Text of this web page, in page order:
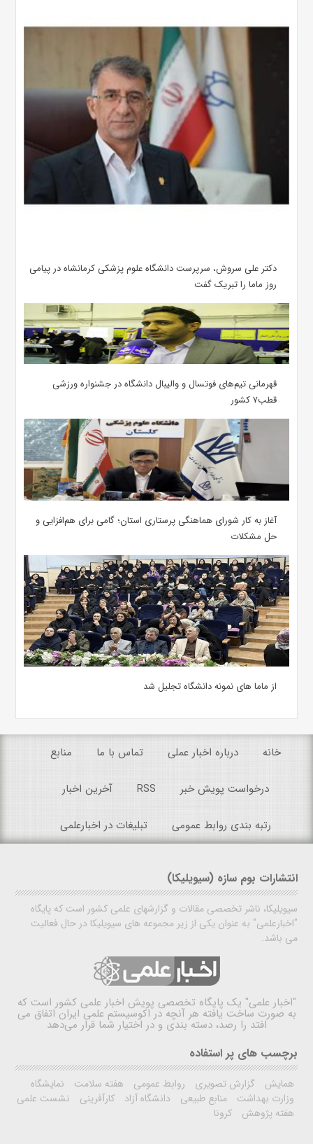
دکتر علی سروش، سرپرست دانشگاه علوم پزشکی کرمانشاه در پیامی
روز ماما را تبریک گفت
قهرمانی تیم‌های فوتسال و والیبال دانشگاه در جشنواره ورزشی
قطب۷ کشور
آغاز به کار شورای هماهنگی پرستاری استان؛ گامی برای هم‌افزایی و
حل مشکلات
از ماما های نمونه دانشگاه تجلیل شد
خانه درباره اخبار عملی تماس با ما منابع
درخواست پویش خبر RSS آخرین اخبار
رتبه بندی روابط عمومی تبلیغات در اخبارعلمی
انتشارات بوم سازه (سیویلیکا)
سیویلیکا، ناشر تخصصی مقالات و گزارشهای علمی کشور است که پایگاه
"اخبارعلمی" به عنوان یکی از زیر مجموعه های سیویلیکا در حال فعالیت
می باشد.
"اخبار علمی" یک پایگاه تخصصی پویش اخبار علمی کشور است که
به صورت ساخت یافته هر آنچه در اکوسیستم علمی ایران اتفاق می
افتد را رصد، دسته بندی و در اختیار شما قرار می‌دهد
برچسب های پر استفاده
همایش گزارش تصویری روابط عمومی هفته سلامت
نمایشگاه
وزارت بهداشت
منابع طبیعی دانشگاه آزاد کارآفرینی
نشست علمی
هفته پژوهش
کرونا